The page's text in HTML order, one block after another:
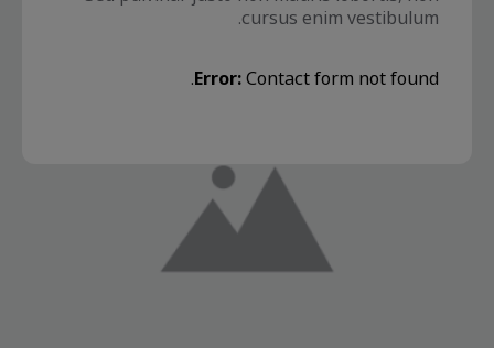
cursus enim vestibulum.
Error:Contact form not found.